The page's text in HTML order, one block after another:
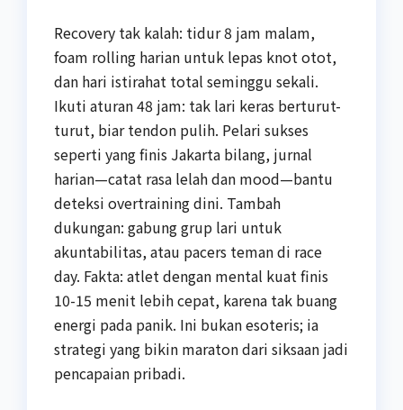
Recovery tak kalah: tidur 8 jam malam,
foam rolling harian untuk lepas knot otot,
dan hari istirahat total seminggu sekali.
Ikuti aturan 48 jam: tak lari keras berturut-
turut, biar tendon pulih. Pelari sukses
seperti yang finis Jakarta bilang, jurnal
harian—catat rasa lelah dan mood—bantu
deteksi overtraining dini. Tambah
dukungan: gabung grup lari untuk
akuntabilitas, atau pacers teman di race
day. Fakta: atlet dengan mental kuat finis
10-15 menit lebih cepat, karena tak buang
energi pada panik. Ini bukan esoteris; ia
strategi yang bikin maraton dari siksaan jadi
pencapaian pribadi.